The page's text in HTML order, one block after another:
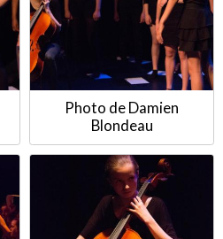
Photo de Damien
Blondeau